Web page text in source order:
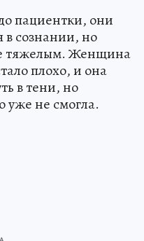
пациентки, они
в сознании, но
тяжелым. Женщина
плохо, и она
в тени, но
уже не смогла.